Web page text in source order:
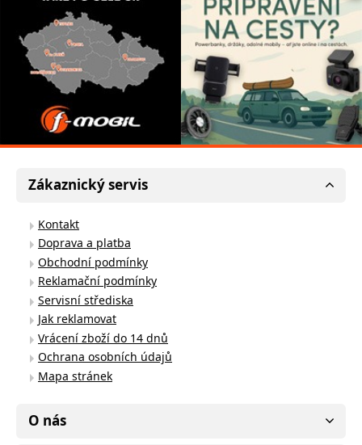
Zákaznický servis
Kontakt
Doprava a platba
Obchodní podmínky
Reklamační podmínky
Servisní střediska
Jak reklamovat
Vrácení zboží do 14 dnů
Ochrana osobních údajů
Mapa stránek
O nás